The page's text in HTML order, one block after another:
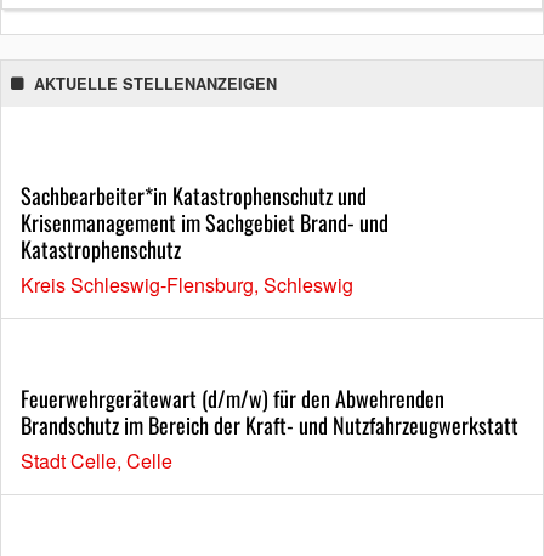
AKTUELLE STELLENANZEIGEN
Sachbearbeiter*in Katastrophenschutz und
Krisenmanagement im Sachgebiet Brand- und
Katastrophenschutz
Kreis Schleswig-Flensburg, Schleswig
Feuerwehrgerätewart (d/m/w) für den Abwehrenden
Brandschutz im Bereich der Kraft- und Nutzfahrzeugwerkstatt
Stadt Celle, Celle